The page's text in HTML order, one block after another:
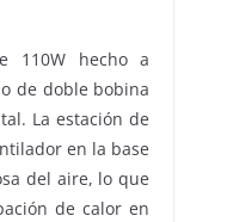
110W hecho a
de doble bobina
La estación de
en la base
del aire, lo que
de calor en